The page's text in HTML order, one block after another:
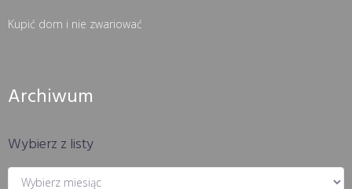
Kupić dom i nie zwariować
Archiwum
Wybierz z listy